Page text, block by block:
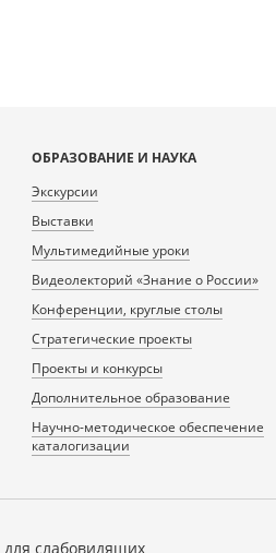
ОБРАЗОВАНИЕ И НАУКА
Экскурсии
Выставки
Мультимедийные уроки
Видеолекторий «Знание о России»
Конференции, круглые столы
Стратегические проекты
Проекты и конкурсы
Дополнительное образование
Научно-методическое обеспечение
каталогизации
для слабовидящих